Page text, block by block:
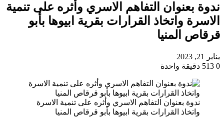
ندوة بعنوان التفاهم الاسري وأثره على تنمية
الاسرة واتخاذ القرارات بقرية ابيوها بأبو
قرقاص المنيا
يناير 21, 2023
0
دقيقة واحدة
ندوة بعنوان التفاهم الاسري وأثره على تنمية الاسرة
واتخاذ القرارات بقرية ابيوها بأبو قرقاص المنيا